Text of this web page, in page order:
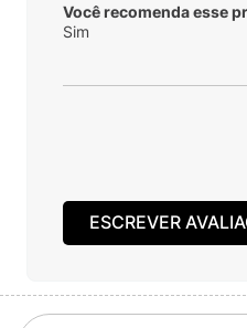
Você recomenda esse
Sim
ESCREVER